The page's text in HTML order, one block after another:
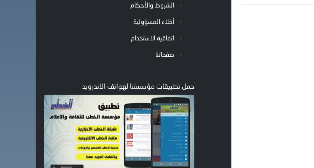
الشروط والأحكام
أخلاء المسؤولية
اتفاقية الاستخدام
صفحاتنا
حمل تطبيقات مؤسستنا لهواتف الاندرويد